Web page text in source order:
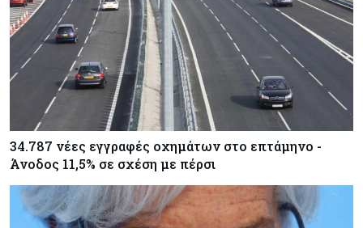
Νέα διοικητικά συμβούλια σε Cyta, AHK και σε
άλλους ημικρατικούς ενέκρινε το ΥΣ
34.787 νέες εγγραφές οχημάτων στο επτάμηνο -
Άνοδος 11,5% σε σχέση με πέρσι